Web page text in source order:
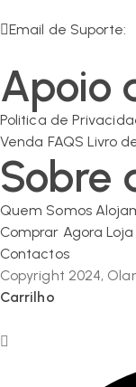
Email de Suporte:
Apoio
Politica de
Venda FAQS Livro
Sobre
Quem Somos
Comprar Agora Loja
Contactos
Copyright 2024,
Carrilho